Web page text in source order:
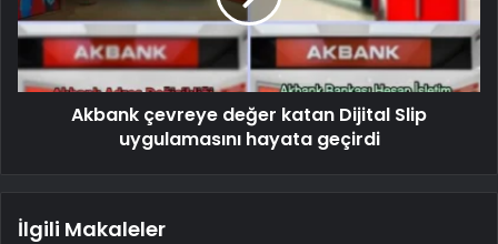
Akbank çevreye değer katan Dijital Slip
uygulamasını hayata geçirdi
İlgili Makaleler